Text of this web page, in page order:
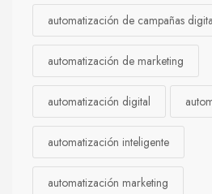
automatización de campañas
automatización de marketing
automatización digital
automatización inteligente
automatización marketing